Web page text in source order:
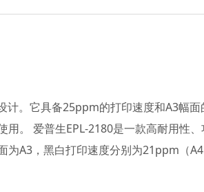
计。它具备25ppm的打印速度和A3幅面
。 爱普生EPL-2180是一款高耐用性、
为A3，黑白打印速度分别为21ppm（